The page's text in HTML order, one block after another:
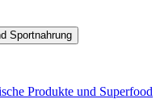
Produkte und Superfood